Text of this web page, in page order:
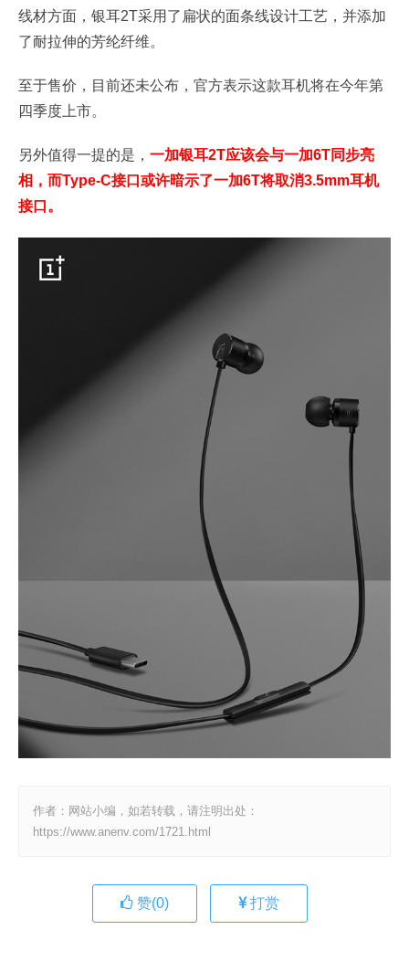
线材方面，银耳2T采用了扁状的面条线设计工艺，并添加
了耐拉伸的芳纶纤维。
至于售价，目前还未公布，官方表示这款耳机将在今年第
四季度上市。
另外值得一提的是， 一加银耳2T应该会与一加6T同步亮
相，而Type-C接口或许暗示了一加6T将取消3.5mm耳机
接口。
作者：网站小编，如若转载，请注明出处：
https://www.anenv.com/1721.html
赞(0) 打赏